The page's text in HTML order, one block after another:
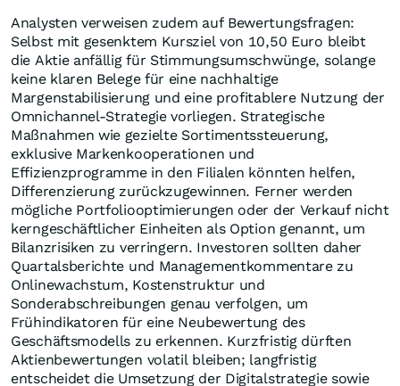
Analysten verweisen zudem auf Bewertungsfragen:
Selbst mit gesenktem Kursziel von 10,50 Euro bleibt
die Aktie anfällig für Stimmungsumschwünge, solange
keine klaren Belege für eine nachhaltige
Margenstabilisierung und eine profitablere Nutzung der
Omnichannel-Strategie vorliegen. Strategische
Maßnahmen wie gezielte Sortimentssteuerung,
exklusive Markenkooperationen und
Effizienzprogramme in den Filialen könnten helfen,
Differenzierung zurückzugewinnen. Ferner werden
mögliche Portfoliooptimierungen oder der Verkauf nicht
kerngeschäftlicher Einheiten als Option genannt, um
Bilanzrisiken zu verringern. Investoren sollten daher
Quartalsberichte und Managementkommentare zu
Onlinewachstum, Kostenstruktur und
Sonderabschreibungen genau verfolgen, um
Frühindikatoren für eine Neubewertung des
Geschäftsmodells zu erkennen. Kurzfristig dürften
Aktienbewertungen volatil bleiben; langfristig
entscheidet die Umsetzung der Digitalstrategie sowie